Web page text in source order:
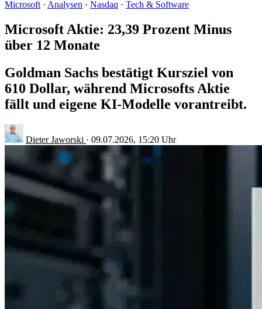
Microsoft · Analysen · Nasdaq · Tech & Software
Microsoft Aktie: 23,39 Prozent Minus
über 12 Monate
Goldman Sachs bestätigt Kursziel von
610 Dollar, während Microsofts Aktie
fällt und eigene KI-Modelle vorantreibt.
Dieter Jaworski · 09.07.2026, 15:20 Uhr